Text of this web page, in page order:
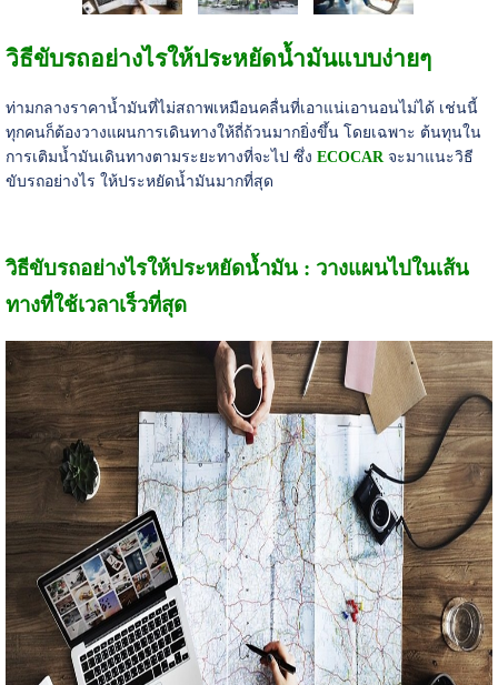
วิธีขับรถอย่างไรให้ประหยัดน้ำมันแบบง่ายๆ
ท่ามกลางราคาน้ำมันที่ไม่สถาพเหมือนคลื่นที่เอาแน่เอานอนไม่ได้ เช่นนี้
ทุกคนก็ต้องวางแผนการเดินทางให้ถี่ถ้วนมากยิ่งขึ้น โดยเฉพาะ ต้นทุนใน
การเติมน้ำมันเดินทางตามระยะทางที่จะไป ซึ่ง ECOCAR จะมาแนะวิธี
ขับรถอย่างไร ให้ประหยัดน้ำมันมากที่สุด
วิธีขับรถอย่างไรให้ประหยัดน้ำมัน : วางแผนไปในเส้น
ทางที่ใช้เวลาเร็วที่สุด